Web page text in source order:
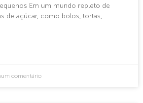
Em um mundo repleto de
de açúcar, como bolos, tortas,
comentário